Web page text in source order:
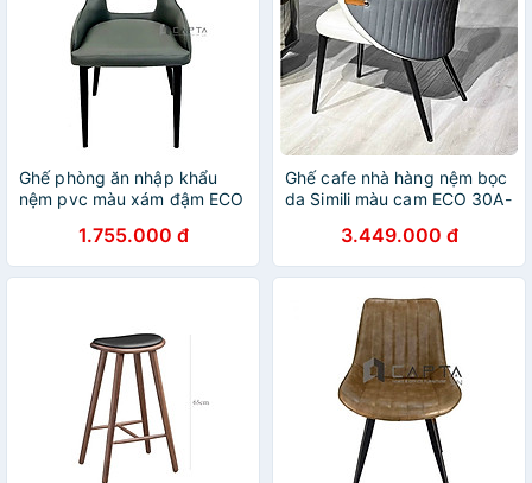
Ghế phòng ăn nhập khẩu
nệm pvc màu xám đậm ECO
ăn hiện đại có nệm chân sắt
sơn tĩnh điện tại tp hcm
1.755.000 đ
Ghế cafe nhà hàng nệm bọc
da Simili màu cam ECO 30A-
nệm da PVC màu cam chân
sắt sơn màu đen tại HCM
3.449.000 đ